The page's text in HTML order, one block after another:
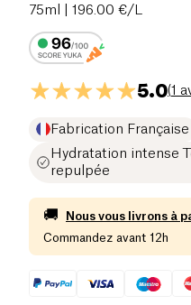
75ml | 196.00 €/L
5.0(1
Fabrication Française
Hydratation intense
repulpée
🚚 Nous vous livrons à
Commandez avant 12h